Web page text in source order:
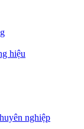
hiệu
nghiệp